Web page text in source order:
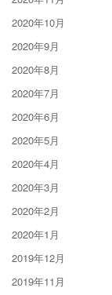
2020年10月
2020年9月
2020年8月
2020年7月
2020年6月
2020年5月
2020年4月
2020年3月
2020年2月
2020年1月
2019年12月
2019年11月